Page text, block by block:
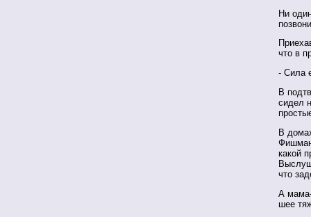
Ни
что в
- Сила
В
сидел
В
какой
что
А
шее